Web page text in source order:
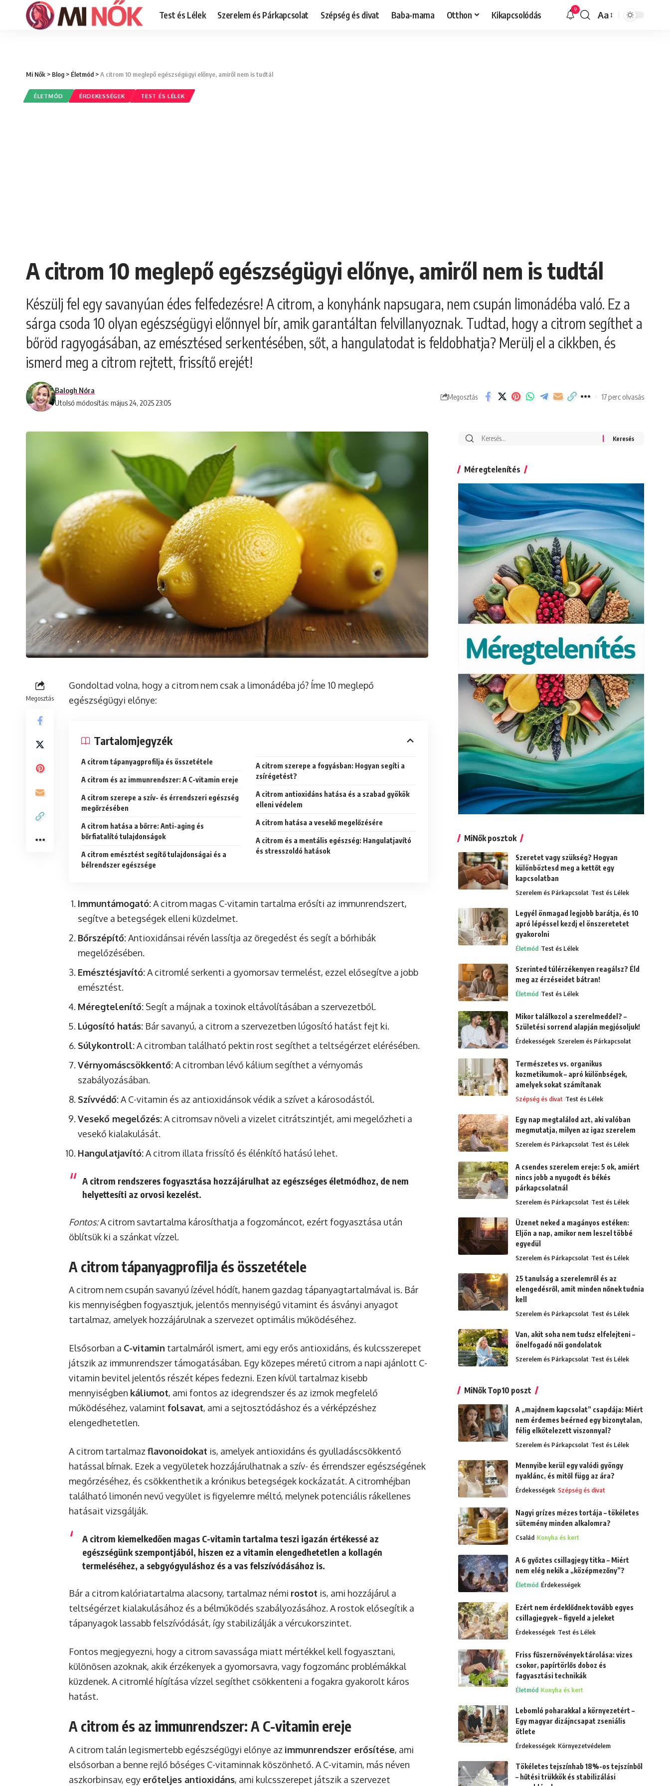
Test és Lélek Szerelem és Párkapcsolat Szépség és divat Baba-mama Otthon Kikapcsolódás 9
Font
Aa
Mi Nők > Blog > Életmód >A citrom 10 meglepő egészségügyi előnye, amiről nem is tudtál
ÉLETMÓD ÉRDEKESSÉGEK TEST ÉS LÉLEK
A citrom 10 meglepő egészségügyi előnye, amiről nem is tudtál
Készülj fel egy savanyúan édes felfedezésre! A citrom, a konyhánk napsugara, nem csupán limonádéba való. Ez a
sárga csoda 10 olyan egészségügyi előnnyel bír, amik garantáltan felvillanyoznak. Tudtad, hogy a citrom segíthet a
bőröd ragyogásában, az emésztésed serkentésében, sőt, a hangulatodat is feldobhatja? Merülj el a cikkben, és
ismerd meg a citrom rejtett, frissítő erejét!
Utolsó módosítás: május 24, 2025 23:05
Balogh Nóra
Megosztás 17 perc olvasás
Megosztás
Gondoltad volna, hogy a citrom nem csak a limonádéba jó? Íme 10 meglepő
egészségügyi előnye:
Tartalomjegyzék
A citrom tápanyagprofilja és összetétele
A citrom és az immunrendszer: A C-vitamin ereje
A citrom szerepe a szív- és érrendszeri egészség
megőrzésében
A citrom hatása a bőrre: Anti-aging és
bőrfiatalító tulajdonságok
A citrom emésztést segítő tulajdonságai és a
bélrendszer egészsége
A citrom szerepe a fogyásban: Hogyan segíti a
zsírégetést?
A citrom antioxidáns hatása és a szabad gyökök
elleni védelem
A citrom hatása a vesekő megelőzésére
A citrom és a mentális egészség: Hangulatjavító
és stresszoldó hatások
Immuntámogató:A citrom magas C-vitamin tartalma erősíti az immunrendszert,
segítve a betegségek elleni küzdelmet.
Bőrszépítő:Antioxidánsai révén lassítja az öregedést és segít a bőrhibák
megelőzésében.
Emésztésjavító:A citromlé serkenti a gyomorsav termelést, ezzel elősegítve a jobb
emésztést.
Méregtelenítő: Segít a májnak a toxinok eltávolításában a szervezetből.
Lúgosító hatás: Bár savanyú, a citrom a szervezetben lúgosító hatást fejt ki.
Súlykontroll:A citromban található pektin rost segíthet a teltségérzet elérésében.
Vérnyomáscsökkentő:A citromban lévő kálium segíthet a vérnyomás
szabályozásában.
Szívvédő:A C-vitamin és az antioxidánsok védik a szívet a károsodástól.
Vesekő megelőzés:A citromsav növeli a vizelet citrátszintjét, ami megelőzheti a
vesekő kialakulását.
Hangulatjavító:A citrom illata frissítő és élénkítő hatású lehet.
A citrom rendszeres fogyasztása hozzájárulhat az egészséges életmódhoz, de nem
helyettesíti az orvosi kezelést.
Fontos:A citrom savtartalma károsíthatja a fogzománcot, ezért fogyasztása után
öblítsük ki a szánkat vízzel.
A citrom tápanyagprofilja és összetétele
A citrom nem csupán savanyú ízével hódít, hanem gazdag tápanyagtartalmával is. Bár
kis mennyiségben fogyasztjuk, jelentős mennyiségű vitamint és ásványi anyagot
tartalmaz, amelyek hozzájárulnak a szervezet optimális működéséhez.
Elsősorban a C-vitamin tartalmáról ismert, ami egy erős antioxidáns, és kulcsszerepet
játszik az immunrendszer támogatásában. Egy közepes méretű citrom a napi ajánlott C-
vitamin bevitel jelentős részét képes fedezni. Ezen kívül tartalmaz kisebb
mennyiségben káliumot, ami fontos az idegrendszer és az izmok megfelelő
működéséhez, valamint folsavat, ami a sejtosztódáshoz és a vérképzéshez
elengedhetetlen.
A citrom tartalmaz flavonoidokat is, amelyek antioxidáns és gyulladáscsökkentő
hatással bírnak. Ezek a vegyületek hozzájárulhatnak a szív- és érrendszer egészségének
megőrzéséhez, és csökkenthetik a krónikus betegségek kockázatát. A citromhéjban
található limonén nevű vegyület is figyelemre méltó, melynek potenciális rákellenes
hatásait vizsgálják.
A citrom kiemelkedően magas C-vitamin tartalma teszi igazán értékessé az
egészségünk szempontjából, hiszen ez a vitamin elengedhetetlen a kollagén
termeléséhez, a sebgyógyuláshoz és a vas felszívódásához is.
Bár a citrom kalóriatartalma alacsony, tartalmaz némi rostot is, ami hozzájárul a
teltségérzet kialakulásához és a bélműködés szabályozásához. A rostok elősegítik a
tápanyagok lassabb felszívódását, így stabilizálják a vércukorszintet.
Fontos megjegyezni, hogy a citrom savassága miatt mértékkel kell fogyasztani,
különösen azoknak, akik érzékenyek a gyomorsavra, vagy fogzománc problémákkal
küzdenek. A citromlé hígítása vízzel segíthet csökkenteni a fogakra gyakorolt káros
hatást.
A citrom és az immunrendszer: A C-vitamin ereje
A citrom talán legismertebb egészségügyi előnye az immunrendszer erősítése, ami
elsősorban a benne rejlő bőséges C-vitaminnak köszönhető. A C-vitamin, más néven
aszkorbinsav, egy erőteljes antioxidáns, ami kulcsszerepet játszik a szervezet
Search
Méregtelenítés
MiNők posztok
Szeretet vagy szükség? Hogyan
különböztesd meg a kettőt egy
kapcsolatban
Szerelem és Párkapcsolat Test és Lélek
Legyél önmagad legjobb barátja, és 10
apró lépéssel kezdj el önszeretetet
gyakorolni
Életmód Test és Lélek
Szerinted túlérzékenyen reagálsz? Éld
meg az érzéseidet bátran!
Életmód Test és Lélek
Mikor találkozol a szerelmeddel? –
Születési sorrend alapján megjósoljuk!
Érdekességek Szerelem és Párkapcsolat
Természetes vs. organikus
kozmetikumok – apró különbségek,
amelyek sokat számítanak
Szépség és divat Test és Lélek
Egy nap megtalálod azt, aki valóban
megmutatja, milyen az igaz szerelem
Szerelem és Párkapcsolat Test és Lélek
A csendes szerelem ereje: 5 ok, amiért
nincs jobb a nyugodt és békés
párkapcsolatnál
Szerelem és Párkapcsolat Test és Lélek
Üzenet neked a magányos estéken:
Eljön a nap, amikor nem leszel többé
egyedül
Szerelem és Párkapcsolat Test és Lélek
25 tanulság a szerelemről és az
elengedésről, amit minden nőnek tudnia
kell
Szerelem és Párkapcsolat Test és Lélek
Van, akit soha nem tudsz elfelejteni –
önelfogadó női gondolatok
Szerelem és Párkapcsolat Test és Lélek
MiNők Top10 poszt
A „majdnem kapcsolat” csapdája: Miért
nem érdemes beérned egy bizonytalan,
félig elkötelezett viszonnyal?
Szerelem és Párkapcsolat Test és Lélek
Mennyibe kerül egy valódi gyöngy
nyaklánc, és mitől függ az ára?
Érdekességek Szépség és divat
Nagyi grízes mézes tortája – tökéletes
sütemény minden alkalomra?
Család Konyha és kert
A 6 győztes csillagjegy titka – Miért
nem elég nekik a „középmezőny”?
Életmód Érdekességek
Ezért nem érdeklődnek tovább egyes
csillagjegyek – figyeld a jeleket
Érdekességek Test és Lélek
Friss fűszernövények tárolása: vizes
csokor, papírtörlős doboz és
fagyasztási technikák
Életmód Konyha és kert
Lebomló poharakkal a környezetért –
Egy magyar dizájncsapat zseniális
ötlete
Érdekességek Környezetvédelem
Tökéletes tejszínhab 18%-os tejszínből
– hűtési trükkök és stabilizálási